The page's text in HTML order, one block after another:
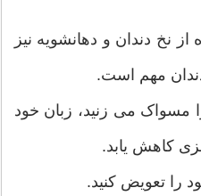
نخ دندان و دهانشویه نیز
مهم است.
مسواک می زنید، زبان خود
کاهش یابد.
را تعویض کنید.